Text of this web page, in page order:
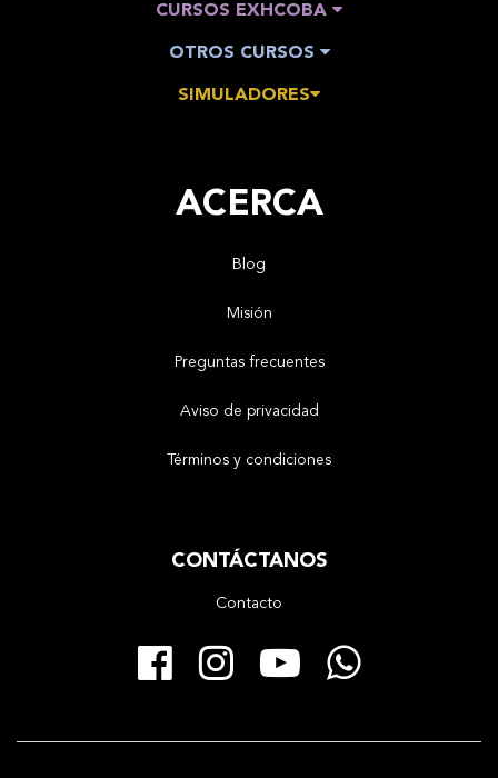
CURSOS EXHCOBA
OTROS CURSOS
SIMULADORES
ACERCA
Blog
Misión
Preguntas frecuentes
Aviso de privacidad
Términos y condiciones
CONTÁCTANOS
Contacto
Facebook
Instagram
YouTube